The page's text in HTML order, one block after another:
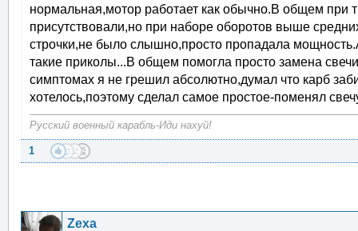
нормальная,мотор работает как обычно.В общем при
присутствовали,но при наборе оборотов выше
строчки,не было слышно,просто пропадала
такие приколы...В общем помогла просто замена
симптомах я не грешил абсолютно,думал что карб
хотелось,поэтому сделал самое простое-поменял
Русский военный карабль-Иди нахуй!
1
Zexa